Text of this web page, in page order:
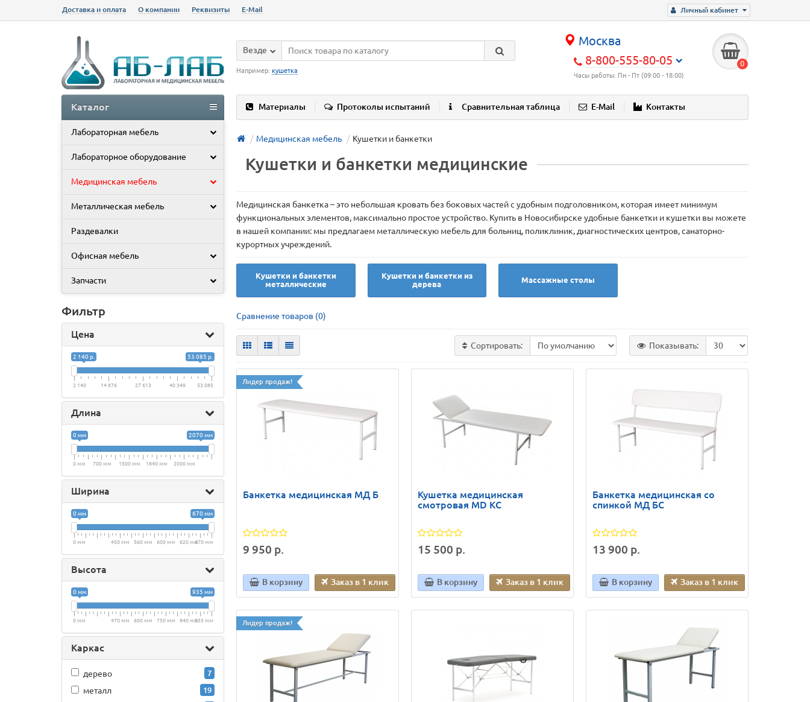
Личный кабинет
Доставка и оплата О компании Реквизиты E-Mail
Москва
8-800-555-80-05
Часы работы: Пн - Пт (09:00 - 18:00)
0
Везде
Например: кушетка
Материалы Протоколы испытаний Сравнительная таблица E-Mail Контакты
Каталог
Лабораторная мебель
Лабораторное оборудование
Медицинская мебель
Металлическая мебель
Раздевалки
Офисная мебель
Запчасти
Медицинская мебель Кушетки и банкетки
Фильтр
Цена
2 140 р. 53 085 р.
2 140 14 876 27 613 40 349 53 085
Длина
0 мм 2070 мм
0 мм 700 мм 1500 мм 1840 мм 2000 мм
Ширина
0 мм 670 мм
0 мм 450 мм 560 мм 600 мм 620 мм670 мм
Высота
0 мм 935 мм
0 мм 470 мм 600 мм 750 мм 840 мм935 мм
Каркас
дерево 7
металл 19
Кушетки и банкетки медицинские
Медицинская банкетка – это небольшая кровать без боковых частей с удобным подголовником, которая имеет минимум
функциональных элементов, максимально простое устройство. Купить в Новосибирске удобные банкетки и кушетки вы можете
в нашей компании: мы предлагаем металлическую мебель для больниц, поликлиник, диагностических центров, санаторно-
курортных учреждений.
Кушетки и банкетки
металлические
Кушетки и банкетки из
дерева
Массажные столы
Сравнение товаров (0)
Сортировать: Показывать:
Лидер продаж!
Банкетка медицинская МД Б
9 950 р.
В корзину Заказ в 1 клик
Кушетка медицинская
смотровая MD KС
15 500 р.
В корзину Заказ в 1 клик
Банкетка медицинская со
спинкой МД БС
13 900 р.
В корзину Заказ в 1 клик
Лидер продаж!